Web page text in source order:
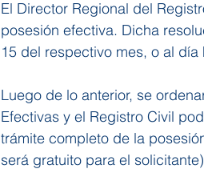
El Director Regional del
posesión efectiva. Dicha
15 del respectivo mes, o al
Luego de lo anterior, se
Efectivas y el Registro Civil
trámite completo de la
será gratuito para el